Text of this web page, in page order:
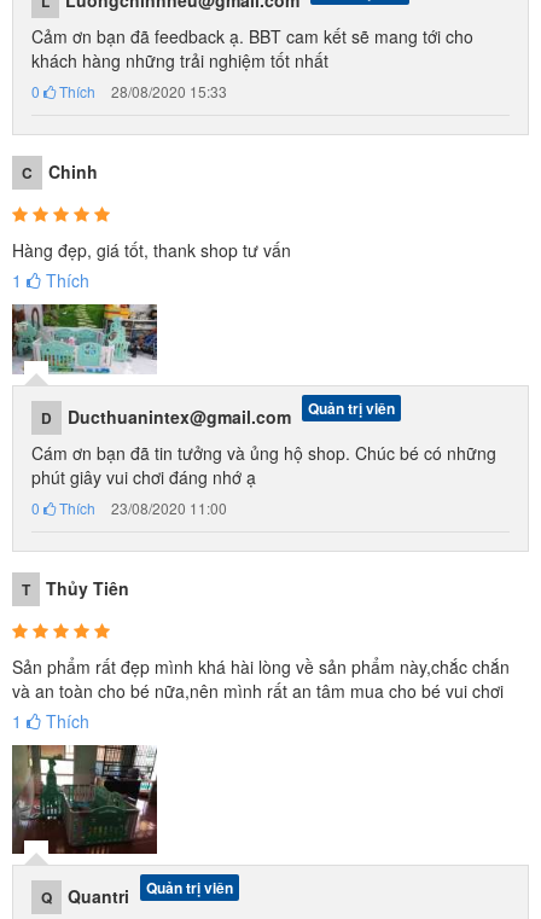
Cảm ơn bạn đã feedback ạ. BBT cam kết sẽ mang tới cho
khách hàng những trải nghiệm tốt nhất
0 Thích 28/08/2020 15:33
C Chinh
Hàng đẹp, giá tốt, thank shop tư vấn
1
Thích
D Ducthuanintex@gmail.com Quản trị viên
Cám ơn bạn đã tin tưởng và ủng hộ shop. Chúc bé có những
phút giây vui chơi đáng nhớ ạ
0 Thích 23/08/2020 11:00
T Thủy Tiên
Sản phẩm rất đẹp mình khá hài lòng về sản phẩm này,chắc chắn
và an toàn cho bé nữa,nên mình rất an tâm mua cho bé vui chơi
1
Thích
Q Quantri Quản trị viên